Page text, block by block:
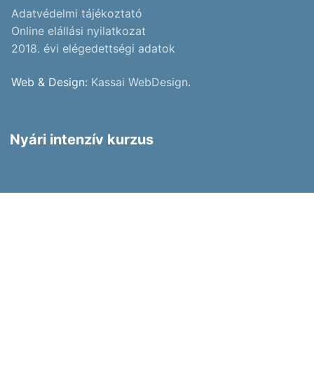
Adatvédelmi tájékoztató
Online elállási nyilatkozat
2018. évi elégedettségi adatok
Web & Design: Kassai WebDesign.
Nyári intenzív kurzus